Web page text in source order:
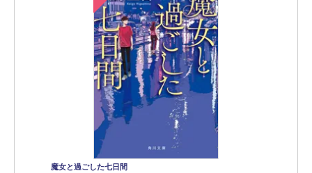
魔女と過ごした七日間